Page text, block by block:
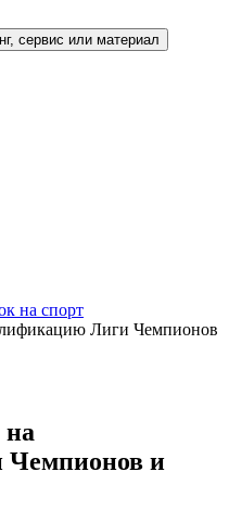
сервис или материал
на спорт
Лиги Чемпионов
и